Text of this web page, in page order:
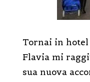
Tornai in
Flavia mi
sua nuova